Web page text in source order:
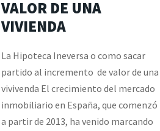
VALOR DE UNA
VIVIENDA
La Hipoteca Ineversa o como sacar
partido al incremento de valor de una
vivivenda El crecimiento del mercado
inmobiliario en España, que comenzó
a partir de 2013, ha venido marcando